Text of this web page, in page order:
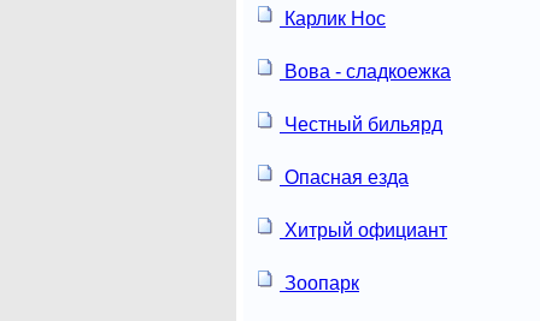
Карлик Нос
Вова - сладкоежка
Честный бильярд
Опасная езда
Хитрый официант
Зоопарк